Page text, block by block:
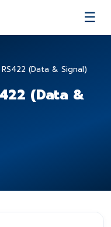
☰
(Data & Signal)
(Data &